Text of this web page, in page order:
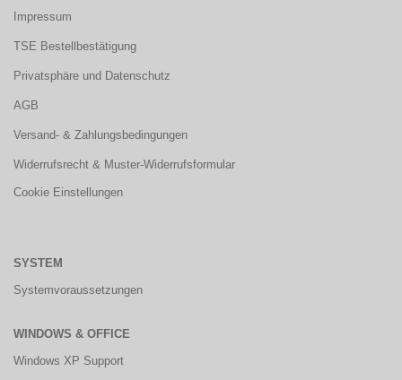
Impressum
TSE Bestellbestätigung
Privatsphäre und Datenschutz
AGB
Versand- & Zahlungsbedingungen
Widerrufsrecht & Muster-Widerrufsformular
Cookie Einstellungen
SYSTEM
Systemvoraussetzungen
WINDOWS & OFFICE
Windows XP Support